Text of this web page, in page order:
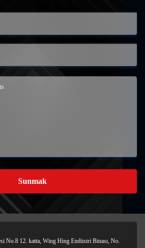
Sunmak
No.8 12. katta, Wing Hing Endüstri Binası, No.